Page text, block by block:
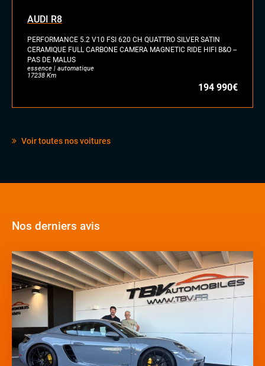
Anti-brouillards
Échappement sport
Feux full LED
INTÉRIEUR
AUDI R8
PERFORMANCE 5.2 V10 FSI 620 CH QUATTRO SILVER SATIN
CERAMIQUE FULL CARBONE CAMERA MAGNETIC RIDE HIFI B&O --
PAS DE MALUS
essence | automatique
17238 Km
194 990€
Voir toutes nos voitures
Nos derniers avis